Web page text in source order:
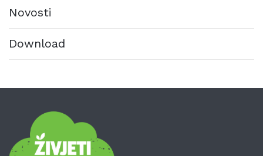
Novosti
Download